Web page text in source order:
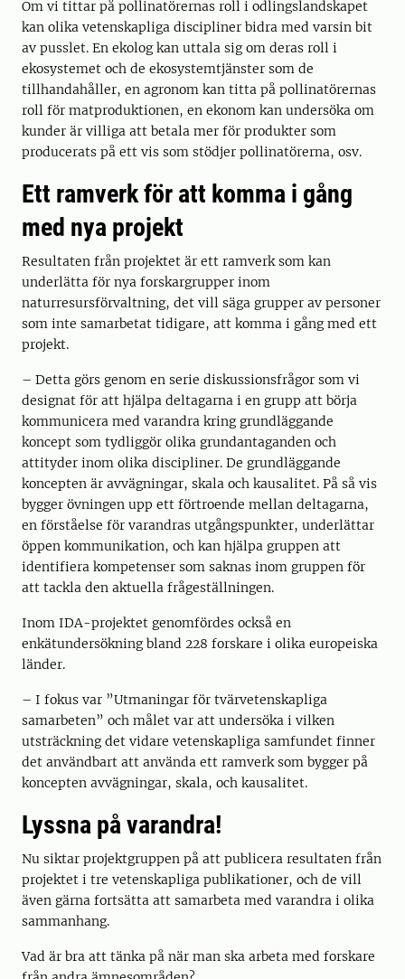
Om vi tittar på pollinatörernas roll i odlingslandskapet
kan olika vetenskapliga discipliner bidra med varsin bit
av pusslet. En ekolog kan uttala sig om deras roll i
ekosystemet och de ekosystemtjänster som de
tillhandahåller, en agronom kan titta på pollinatörernas
roll för matproduktionen, en ekonom kan undersöka om
kunder är villiga att betala mer för produkter som
producerats på ett vis som stödjer pollinatörerna, osv.
Ett ramverk för att komma i gång
med nya projekt
Resultaten från projektet är ett ramverk som kan
underlätta för nya forskargrupper inom
naturresursförvaltning, det vill säga grupper av personer
som inte samarbetat tidigare, att komma i gång med ett
projekt.
– Detta görs genom en serie diskussionsfrågor som vi
designat för att hjälpa deltagarna i en grupp att börja
kommunicera med varandra kring grundläggande
koncept som tydliggör olika grundantaganden och
attityder inom olika discipliner. De grundläggande
koncepten är avvägningar, skala och kausalitet. På så vis
bygger övningen upp ett förtroende mellan deltagarna,
en förståelse för varandras utgångspunkter, underlättar
öppen kommunikation, och kan hjälpa gruppen att
identifiera kompetenser som saknas inom gruppen för
att tackla den aktuella frågeställningen.
Inom IDA-projektet genomfördes också en
enkätundersökning bland 228 forskare i olika europeiska
länder.
– I fokus var ”Utmaningar för tvärvetenskapliga
samarbeten” och målet var att undersöka i vilken
utsträckning det vidare vetenskapliga samfundet finner
det användbart att använda ett ramverk som bygger på
koncepten avvägningar, skala, och kausalitet.
Lyssna på varandra!
Nu siktar projektgruppen på att publicera resultaten från
projektet i tre vetenskapliga publikationer, och de vill
även gärna fortsätta att samarbeta med varandra i olika
sammanhang.
Vad är bra att tänka på när man ska arbeta med forskare